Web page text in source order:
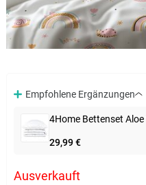
Empfohlene Ergänzungen
4Home Bettenset
29,99 €
Ausverkauft